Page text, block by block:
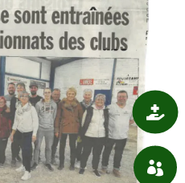

SANTÉ

ASSOCIATIONS